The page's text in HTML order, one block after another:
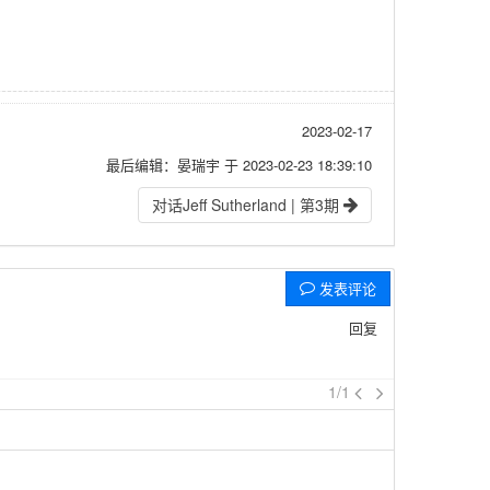
2023-02-17
最后编辑：晏瑞宇 于 2023-02-23 18:39:10
对话Jeff Sutherland | 第3期
发表评论
回复
1/1